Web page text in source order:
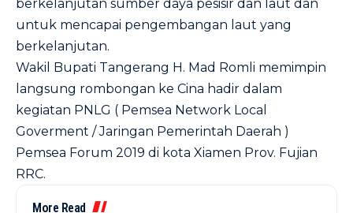
berkelanjutan sumber daya pesisir dan laut dan
untuk mencapai pengembangan laut yang
berkelanjutan.
Wakil Bupati Tangerang H. Mad Romli memimpin
langsung rombongan ke Cina hadir dalam
kegiatan PNLG ( Pemsea Network Local
Goverment / Jaringan Pemerintah Daerah )
Pemsea Forum 2019 di kota Xiamen Prov. Fujian
RRC.
More Read